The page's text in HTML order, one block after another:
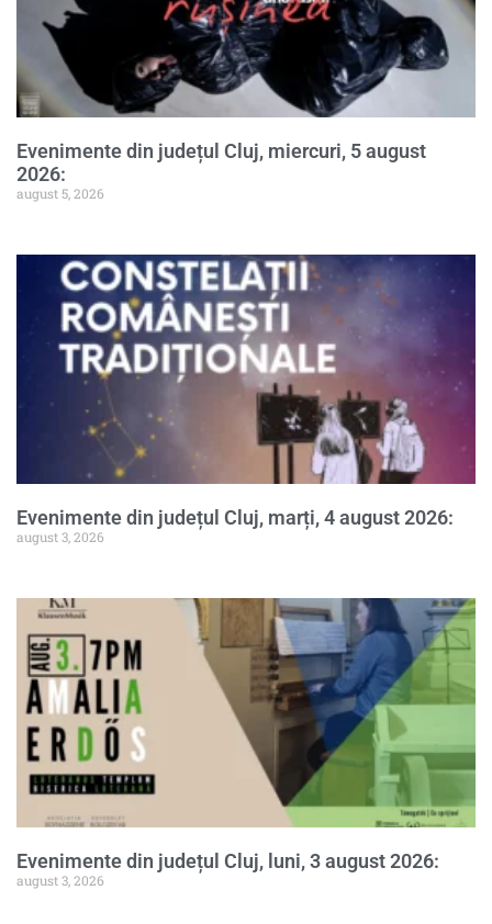
Evenimente din județul Cluj, miercuri, 5 august
2026:
august 5, 2026
Evenimente din județul Cluj, marți, 4 august 2026:
august 3, 2026
Evenimente din județul Cluj, luni, 3 august 2026:
august 3, 2026